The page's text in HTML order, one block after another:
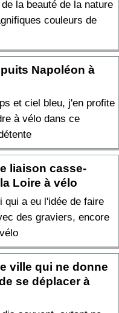
la beauté de la nature
couleurs de
Napoléon à
et ciel bleu, j'en profite
à vélo dans ce
liaison casse-
Loire à vélo
qui a eu l'idée de faire
des graviers, encore
ville qui ne donne
se déplacer à